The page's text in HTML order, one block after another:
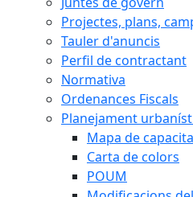
Projectes, plans,
Tauler d'anuncis
Perfil de contractant
Normativa
Ordenances Fiscals
Planejament
Mapa de
Carta de colors
POUM